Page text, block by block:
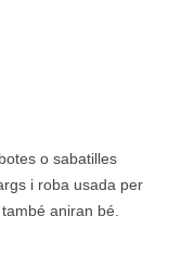
o sabatilles
i roba usada per
aniran bé.